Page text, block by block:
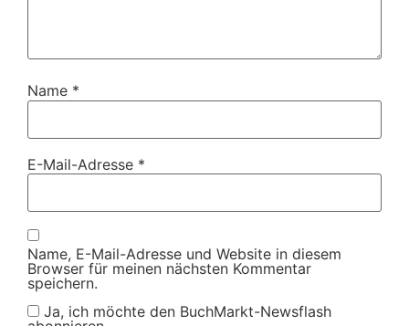
Name *
E-Mail-Adresse *
Name, E-Mail-Adresse und Website in diesem
Browser für meinen nächsten Kommentar
speichern.
Ja, ich möchte den BuchMarkt-Newsflash